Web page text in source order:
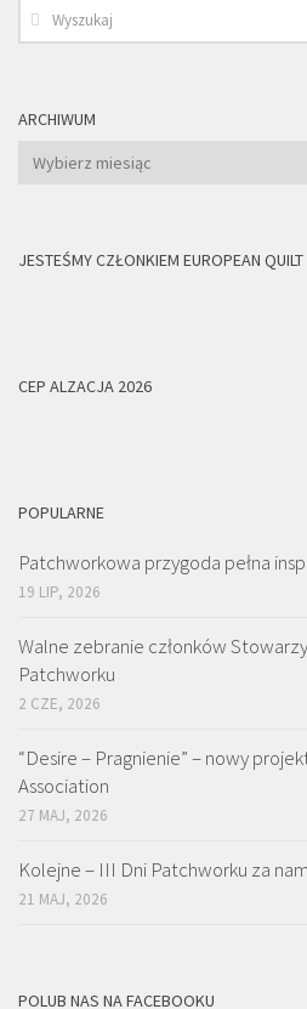
ARCHIWUM
Archiwum
JESTEŚMY CZŁONKIEM EUROPEAN
CEP ALZACJA 2026
POPULARNE
Patchworkowa przygoda pełna
19 LIP, 2026
Walne zebranie członków
Patchworku
2 CZE, 2026
“Desire – Pragnienie” – nowy
Association
27 MAJ, 2026
Kolejne – III Dni Patchworku za
21 MAJ, 2026
POLUB NAS NA FACEBOOKU